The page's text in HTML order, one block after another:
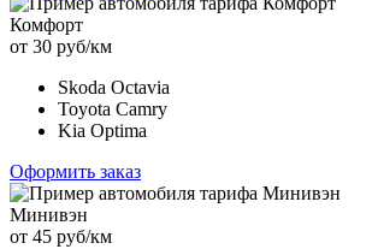
Комфорт
от 30 руб/км
Skoda Octavia
Toyota Camry
Kia Optima
Оформить заказ
Минивэн
от 45 руб/км